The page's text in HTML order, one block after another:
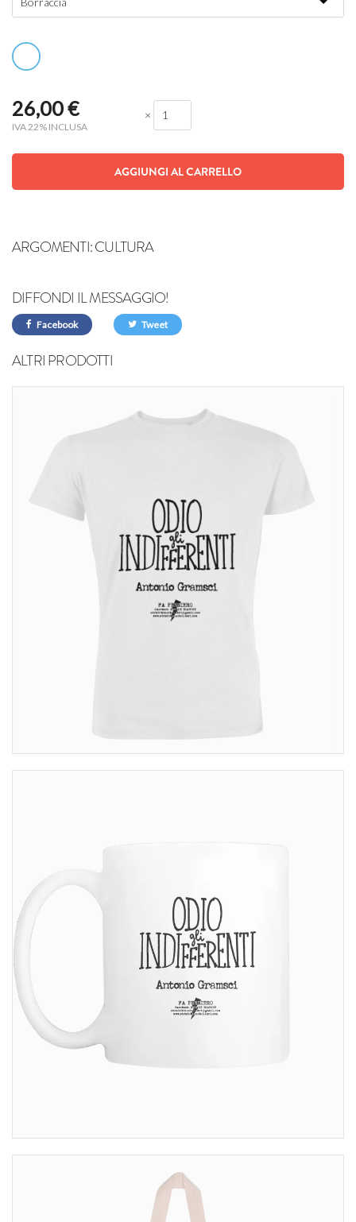
26,00€
IVA 22% INCLUSA
×
AGGIUNGI AL CARRELLO
ARGOMENTI:CULTURA
DIFFONDI IL MESSAGGIO!
Facebook Tweet
ALTRI PRODOTTI